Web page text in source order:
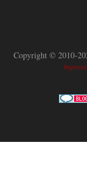
Copyright © 2010-